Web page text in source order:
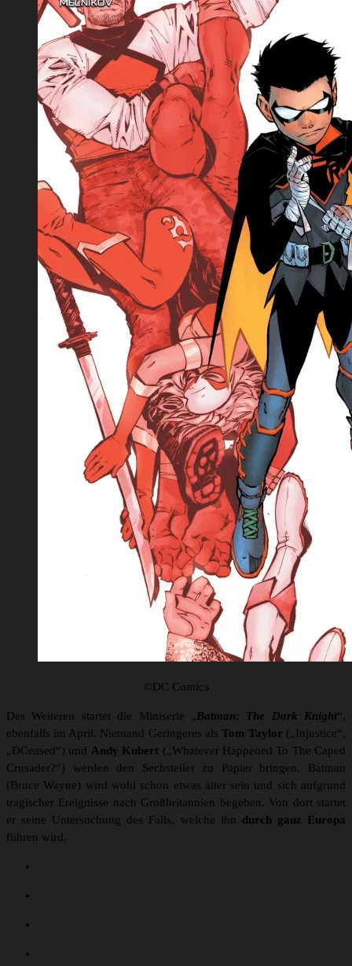
©DC Comics
Des Weiteren startet die Miniserie „ Batman: The Dark Knight“,
ebenfalls im April. Niemand Geringeres als Tom Taylor („Injustice“,
„DCeased“) und Andy Kubert („Whatever Happened To The Caped
Crusader?“) werden den Sechsteiler zu Papier bringen. Batman
(Bruce Wayne) wird wohl schon etwas älter sein und sich aufgrund
tragischer Ereignisse nach Großbritannien begeben. Von dort startet
er seine Untersuchung des Falls, welche ihn durch ganz Europa
führen wird.